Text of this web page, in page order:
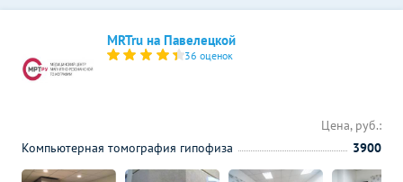
MRTru на Павелецкой
36 оценок
Цена, руб.:
Компьютерная томография гипофиза
3900